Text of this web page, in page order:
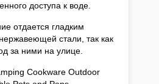
доступа к воде.
отдается гладким
стали, так как
за ними на улице.